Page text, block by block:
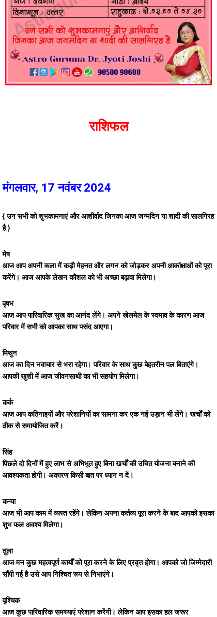
राशिफल
मंगलवार, 17 नवंबर 2024
{ उन सभी को शुभकामनाएं और आशीर्वाद जिनका आज जन्मदिन या शादी की सालगिरह
है }
मेष
आज आप अपनी कला में कड़ी मेहनत और लगन को जोड़कर अपनी आकांक्षाओं को पूरा
करेंगे। आज आपके लेखन कौशल को भी अच्छा बढ़ावा मिलेगा।
वृषभ
आज आप पारिवारिक सुख का आनंद लेंगे। अपने खेलमेल के स्वभाव के कारण आज
परिवार में सभी को आपका साथ पसंद आएगा।
मिथुन
आज का दिन नवाचार से भरा रहेगा। परिवार के साथ कुछ बेहतरीन पल बिताएंगे।
आपकी खुशी में आज जीवनसाथी का भी सहयोग मिलेगा।
कर्क
आज आप कठिनाइयों और परेशानियों का सामना कर एक नई उड़ान भी लेंगे। खर्चों को
ठीक से समायोजित करें।
सिंह
पिछले दो दिनों में हुए लाभ से अभिभूत हुए बिना खर्चों की उचित योजना बनाने की
आवश्यकता होगी। अकारण किसी बात पर ध्यान न दें।
कन्या
आज भी आप काम में व्यस्त रहेंगे। लेकिन अपना कर्तव्य पूरा करने के बाद आपको इसका
शुभ फल अवश्य मिलेगा।
तुला
आज मन कुछ महत्वपूर्ण कार्यों को पूरा करने के लिए प्रवृत्त होगा। आपको जो जिम्मेदारी
सौंपी गई है उसे आप निश्चित रूप से निभाएंगे।
वृश्चिक
आज कुछ पारिवारिक समस्याएं परेशान करेंगी। लेकिन आप इसका हल जरूर